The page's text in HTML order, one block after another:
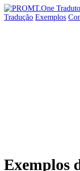
Tradução Exemplos
Exemplos